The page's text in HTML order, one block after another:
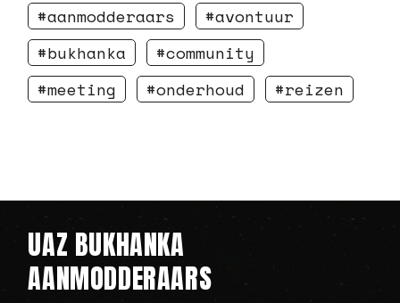
aanmodderaars
avontuur
bukhanka
community
meeting
onderhoud reizen
UAZ BUKHANKA
AANMODDERAARS